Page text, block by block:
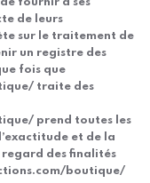
de leurs
sur le traitement de
un registre des
fois que
traite des
prend toutes les
et de la
regard des finalités
boutique/